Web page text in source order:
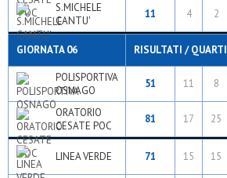
S.MICHELE
CANTU'
11 4 2
GIORNATA 06 RISULTATI / QUARTI
POLISPORTIVA
OSNAGO
51 11 8
ORATORIO
CESATE POC
81 17 25
LINEA VERDE 71 15 15